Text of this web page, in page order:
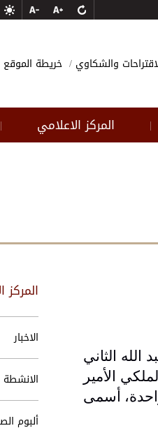
والشكاوي خريطة الموقع
| المركز الاعلامي |
الثاني
الأمير
أسمى
المركز
الاخبار
الانشطة
ألبوم